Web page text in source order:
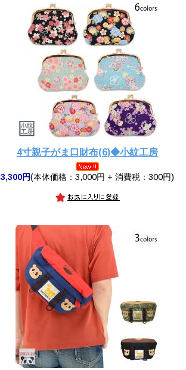
4寸親子がま口財布(6)◆小紋工房
3,300円(本体価格：3,000円 + 消費税：300円)